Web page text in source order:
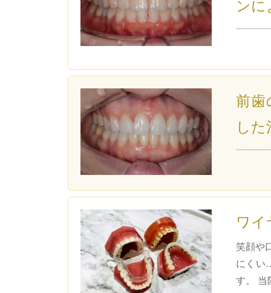
ンに
前歯
した
ワイ
笑顔や
にくい
す。 当